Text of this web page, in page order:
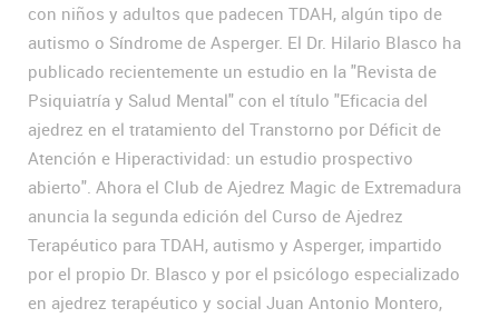
con niños y adultos que padecen TDAH, algún tipo de
autismo o Síndrome de Asperger. El Dr. Hilario Blasco ha
publicado recientemente un estudio en la "Revista de
Psiquiatría y Salud Mental" con el título "Eficacia del
ajedrez en el tratamiento del Transtorno por Déficit de
Atención e Hiperactividad: un estudio prospectivo
abierto". Ahora el Club de Ajedrez Magic de Extremadura
anuncia la segunda edición del Curso de Ajedrez
Terapéutico para TDAH, autismo y Asperger, impartido
por el propio Dr. Blasco y por el psicólogo especializado
en ajedrez terapéutico y social Juan Antonio Montero,